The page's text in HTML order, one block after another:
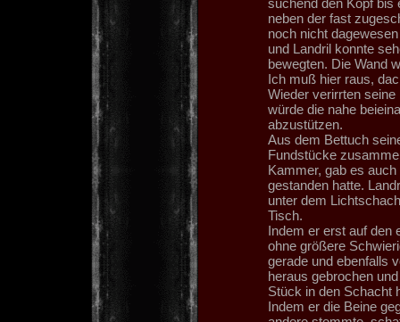
suchend den Kopf bis
neben der fast
noch nicht
und Landril konnte
bewegten. Die Wand
Ich muß hier raus,
Wieder verirrten
würde die nahe
abzustützen.
Aus dem Bettuch
Fundstücke
Kammer, gab es
gestanden hatte.
unter dem
Tisch.
Indem er erst auf den
ohne größere
gerade und ebenfalls
heraus gebrochen
Stück in den Schacht
Indem er die Beine